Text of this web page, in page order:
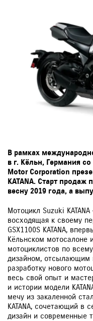
В рамках
в г. Кёльн, Германия
Motor Corporation
KATANA. Старт
весну 2019 года, а
Мотоцикл Suzuki
восходящая к своему
GSX1100S KATANA,
Кёльнском мотосалоне
мотоциклистов по
дизайном, отсылающим
разработку нового
весь свой опыт и
и истории модели
мечу из закаленной
KATANA, сочетающий в
дизайн и современные